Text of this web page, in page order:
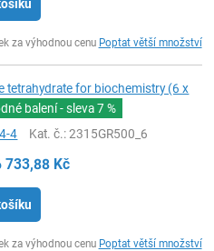
za výhodnou cenu Poptat větší množství
tetrahydrate for biochemistry (6 x
balení - sleva7 %
4 Kat. č.: 2315GR500_6
733,88 Kč
za výhodnou cenu Poptat větší množství